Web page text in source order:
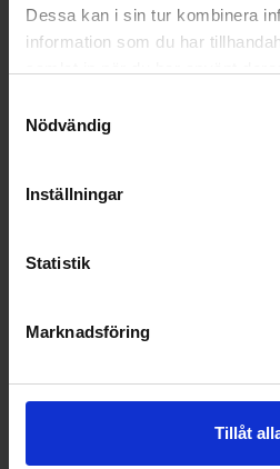
Dessa kan i sin tur kombinera
information som du har
Nödvändig
Inställningar
Statistik
Marknadsföring
Tillåt